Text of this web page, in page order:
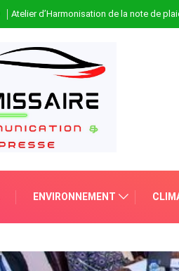
Atelier d’Harmonisation de la note de
ENVIRONNEMENT